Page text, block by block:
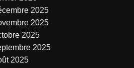
2025
2025
2025
2025
2025